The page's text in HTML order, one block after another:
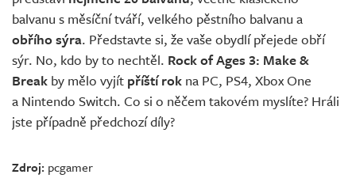
balvanu s měsíční tváří, velkého pěstního balvanu a
obřího sýra. Představte si, že vaše obydlí přejede obří
sýr. No, kdo by to nechtěl. Rock of Ages 3: Make &
Break by mělo vyjít příští rok na PC, PS4, Xbox One
a Nintendo Switch. Co si o něčem takovém myslíte? Hráli
jste případně předchozí díly?
Zdroj: pcgamer